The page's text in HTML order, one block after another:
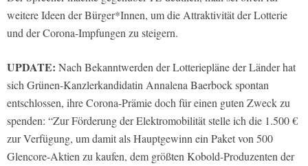
weitere Ideen der Bürger*Innen, um die Attraktivität der Lotterie
und der Corona-Impfungen zu steigern.
UPDATE: Nach Bekanntwerden der Lotteriepläne der Länder hat
sich Grünen-Kanzlerkandidatin Annalena Baerbock spontan
entschlossen, ihre Corona-Prämie doch für einen guten Zweck zu
spenden: “Zur Förderung der Elektromobilität stelle ich die 1.500 €
zur Verfügung, um damit als Hauptgewinn ein Paket von 500
Glencore-Aktien zu kaufen, dem größten Kobold-Produzenten der